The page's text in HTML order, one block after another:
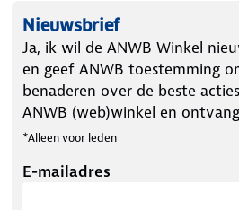
Nieuwsbrief
Ja, ik wil de ANWB Winkel
en geef ANWB toestemming
benaderen over de beste
ANWB (web)winkel en
*Alleen voor leden
E-mailadres